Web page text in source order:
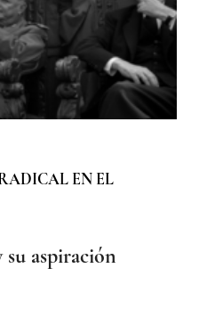
EN EL
su aspiración